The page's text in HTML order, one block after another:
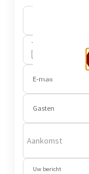
Telefoon
🇺🇸
E-mail
Gasten
Aankomst
Uw bericht